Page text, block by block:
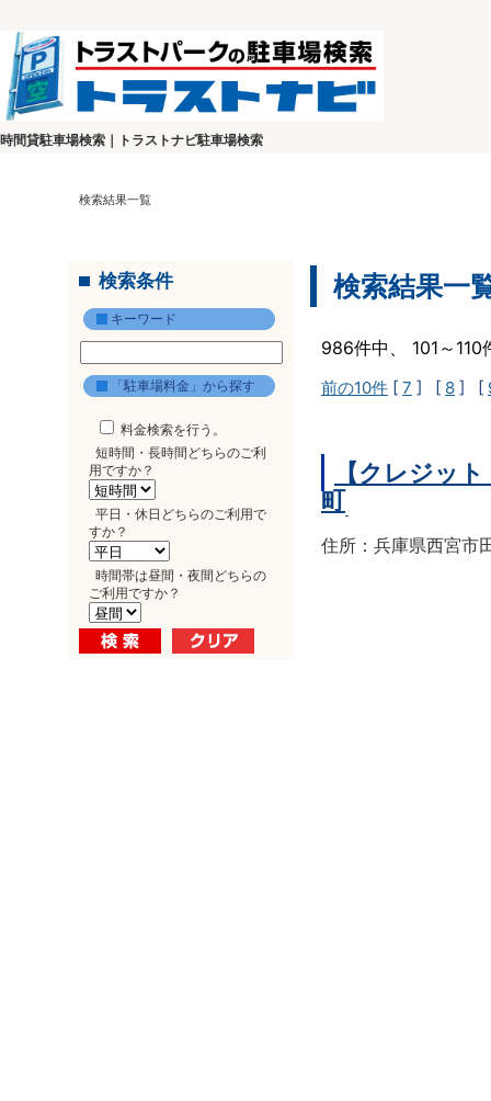
時間貸駐車場検索｜トラストナビ駐車場検索
検索結果一覧
検索条件
キーワード
「駐車場料金」から探す
料金検索を行う。
短時間・長時間どちらのご利
用ですか？
平日・休日どちらのご利用で
すか？
時間帯は昼間・夜間どちらの
ご利用ですか？
検索結果一
986件中、 101～
前の10件 [ 7 ] [ 8 ] [
【クレジッ
町
住所：兵庫県西宮市